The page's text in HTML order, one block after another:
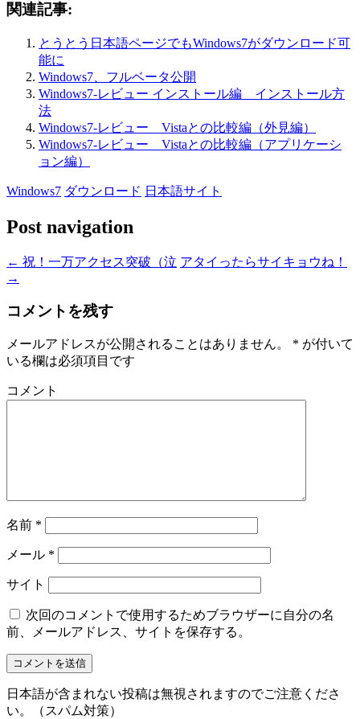
関連記事:
とうとう日本語ページでもWindows7がダウンロード可
能に
Windows7、フルベータ公開
Windows7-レビュー インストール編 インストール方
法
Windows7-レビュー Vistaとの比較編（外見編）
Windows7-レビュー Vistaとの比較編（アプリケーシ
ョン編）
Windows7 ダウンロード 日本語サイト
Post navigation
← 祝！一万アクセス突破（泣 アタイったらサイキョウね！
→
コメントを残す
メールアドレスが公開されることはありません。 * が付いて
いる欄は必須項目です
コメント
名前 *
メール *
サイト
次回のコメントで使用するためブラウザーに自分の名
前、メールアドレス、サイトを保存する。
日本語が含まれない投稿は無視されますのでご注意くださ
い。（スパム対策）